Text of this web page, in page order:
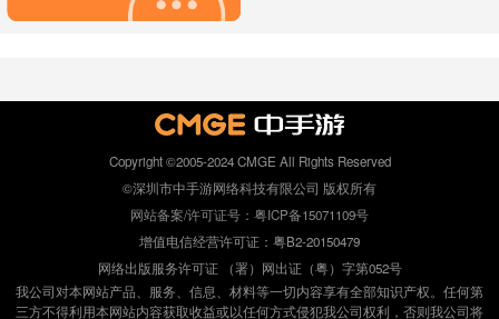
Copyright ©2005-2024 CMGE All Rights Reserved
©深圳市中手游网络科技有限公司 版权所有
网站备案/许可证号：粤ICP备15071109号
增值电信经营许可证：粤B2-20150479
网络出版服务许可证 （署）网出证（粤）字第052号
我公司对本网站产品、服务、信息、材料等一切内容享有全部知识产权。任何第
三方不得利用本网站内容获取收益或以任何方式侵犯我公司权利，否则我公司将